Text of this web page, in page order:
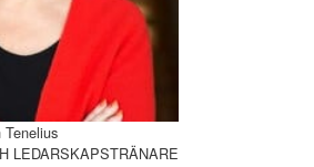
Tenelius
LEDARSKAPSTRÄNARE